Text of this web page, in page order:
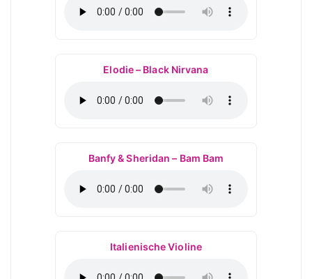
Elodie – Black Nirvana
Banfy & Sheridan – Bam Bam
Italienische Violine